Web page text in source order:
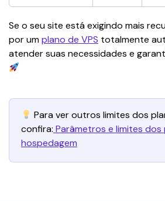
Se o seu site está exigindo mais
por um plano de VPS totalmente
atender suas necessidades e
Para ver outros limites dos
confira: Parâmetros e limites dos
hospedagem